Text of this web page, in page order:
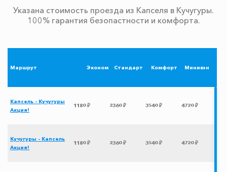
Указана стоимость проезда из Капселя в Кучугуры.
100% гарантия безопастности и комфорта.
Маршрут Эконом Стандарт Комфорт Минивэн
Капсель - Кучугуры
Акция!
1180 ₽ 2360 ₽ 3540 ₽ 4720 ₽
Кучугуры - Капсель
Акция!
1180 ₽ 2360 ₽ 3540 ₽ 4720 ₽